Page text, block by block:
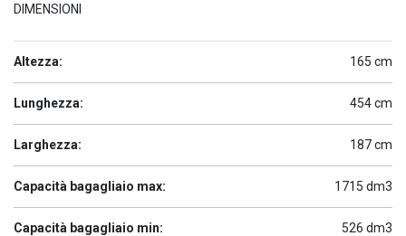
DIMENSIONI
Altezza: 165 cm
Lunghezza: 454 cm
Larghezza: 187 cm
Capacità bagagliaio max: 1715 dm3
Capacità bagagliaio min: 526 dm3